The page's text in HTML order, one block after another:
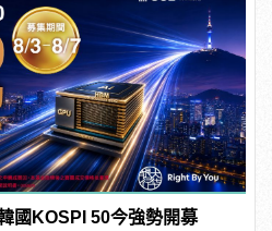
國KOSPI 50今強勢開募